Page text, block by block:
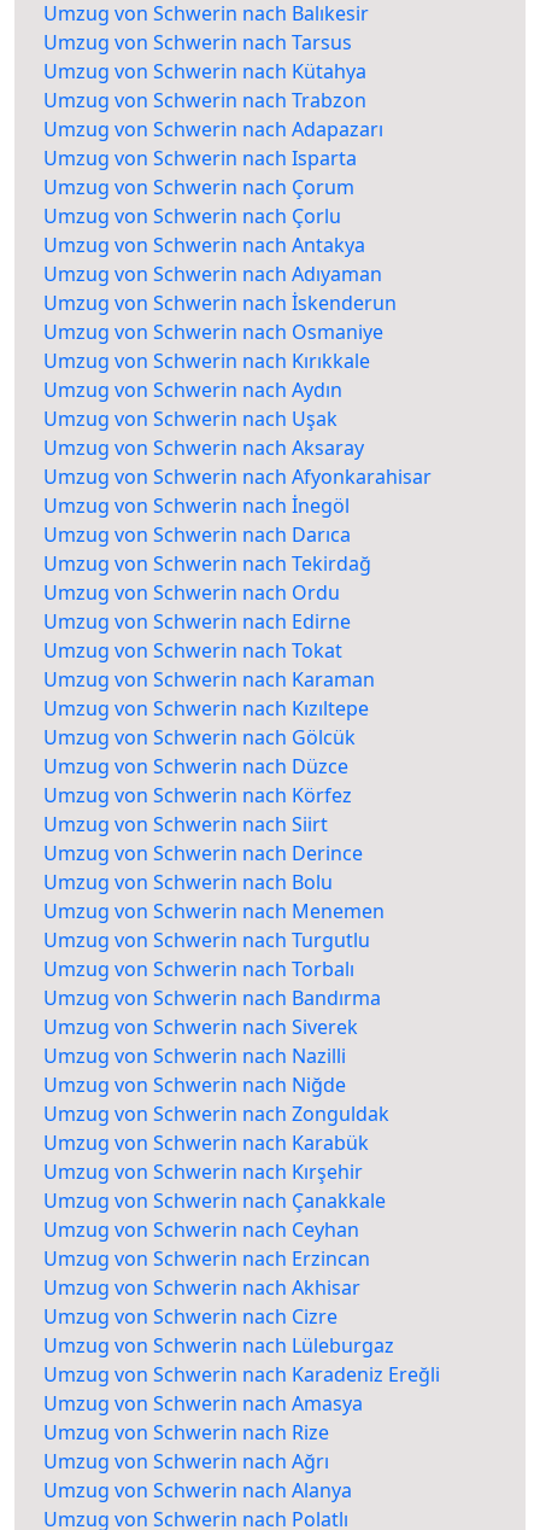
Umzug von Schwerin nach Balıkesir
Umzug von Schwerin nach Tarsus
Umzug von Schwerin nach Kütahya
Umzug von Schwerin nach Trabzon
Umzug von Schwerin nach Adapazarı
Umzug von Schwerin nach Isparta
Umzug von Schwerin nach Çorum
Umzug von Schwerin nach Çorlu
Umzug von Schwerin nach Antakya
Umzug von Schwerin nach Adıyaman
Umzug von Schwerin nach İskenderun
Umzug von Schwerin nach Osmaniye
Umzug von Schwerin nach Kırıkkale
Umzug von Schwerin nach Aydın
Umzug von Schwerin nach Uşak
Umzug von Schwerin nach Aksaray
Umzug von Schwerin nach Afyonkarahisar
Umzug von Schwerin nach İnegöl
Umzug von Schwerin nach Darıca
Umzug von Schwerin nach Tekirdağ
Umzug von Schwerin nach Ordu
Umzug von Schwerin nach Edirne
Umzug von Schwerin nach Tokat
Umzug von Schwerin nach Karaman
Umzug von Schwerin nach Kızıltepe
Umzug von Schwerin nach Gölcük
Umzug von Schwerin nach Düzce
Umzug von Schwerin nach Körfez
Umzug von Schwerin nach Siirt
Umzug von Schwerin nach Derince
Umzug von Schwerin nach Bolu
Umzug von Schwerin nach Menemen
Umzug von Schwerin nach Turgutlu
Umzug von Schwerin nach Torbalı
Umzug von Schwerin nach Bandırma
Umzug von Schwerin nach Siverek
Umzug von Schwerin nach Nazilli
Umzug von Schwerin nach Niğde
Umzug von Schwerin nach Zonguldak
Umzug von Schwerin nach Karabük
Umzug von Schwerin nach Kırşehir
Umzug von Schwerin nach Çanakkale
Umzug von Schwerin nach Ceyhan
Umzug von Schwerin nach Erzincan
Umzug von Schwerin nach Akhisar
Umzug von Schwerin nach Cizre
Umzug von Schwerin nach Lüleburgaz
Umzug von Schwerin nach Karadeniz Ereğli
Umzug von Schwerin nach Amasya
Umzug von Schwerin nach Rize
Umzug von Schwerin nach Ağrı
Umzug von Schwerin nach Alanya
Umzug von Schwerin nach Polatlı